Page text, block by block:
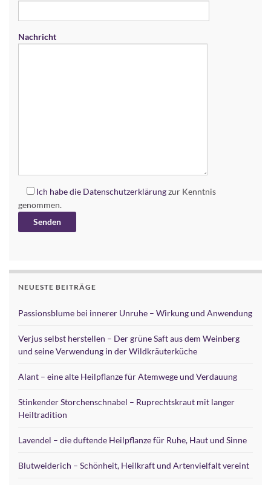
Nachricht
Ich habe die Datenschutzerklärungzur Kenntnis
genommen.
NEUESTE BEITRÄGE
Passionsblume bei innerer Unruhe – Wirkung und Anwendung
Verjus selbst herstellen – Der grüne Saft aus dem Weinberg
und seine Verwendung in der Wildkräuterküche
Alant – eine alte Heilpflanze für Atemwege und Verdauung
Stinkender Storchenschnabel – Ruprechtskraut mit langer
Heiltradition
Lavendel – die duftende Heilpflanze für Ruhe, Haut und Sinne
Blutweiderich – Schönheit, Heilkraft und Artenvielfalt vereint